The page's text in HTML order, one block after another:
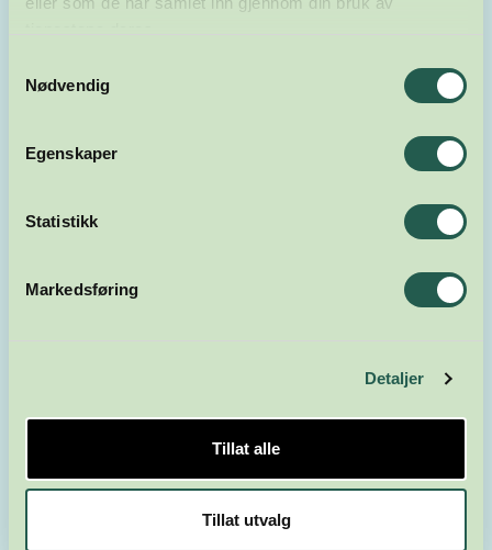
Nødvendig
Egenskaper
Statistikk
Markedsføring
Detaljer
Tillat alle
Tillat utvalg
Hovedsamarbeidspartnere